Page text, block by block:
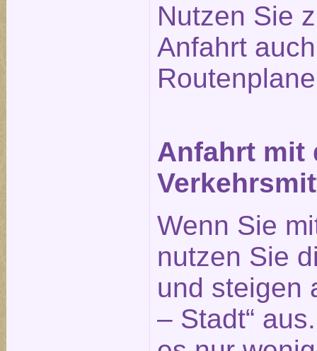
Nutzen Sie
Anfahrt
Anfahrt mit
Wenn Sie
nutzen Sie
und steigen
– Stadt“